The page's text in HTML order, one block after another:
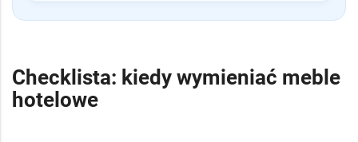
Checklista: kiedy wymieniać meble
hotelowe